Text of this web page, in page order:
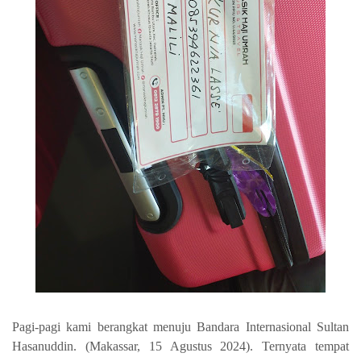
Pagi-pagi kami berangkat menuju Bandara Internasional Sultan
Hasanuddin. (Makassar, 15 Agustus 2024). Ternyata tempat